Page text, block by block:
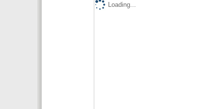
Loading...